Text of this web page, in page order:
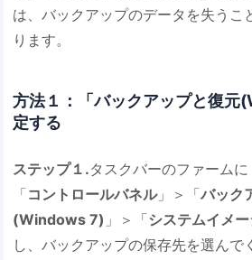
は、バックアップのデータを失うこ
ります。
方法１：「バックアップと復元
定する
ステップ１.タスクバーのファームに
「コントロールバネル」＞「バック
(Windows 7) 」＞「システムイメ
し、バックアップの保存先を選んで